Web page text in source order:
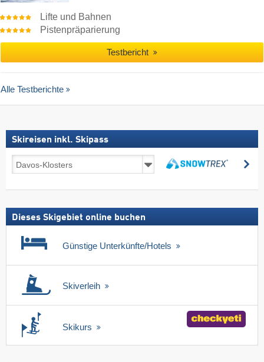
Lifte und Bahnen
Pistenpräparierung
Testbericht
Alle Testberichte
Skireisen inkl. Skipass
Skireisen
inkl.
Dieses Skigebiet online buchen
Günstige Unterkünfte/Hotels
Skiverleih
Skikurs